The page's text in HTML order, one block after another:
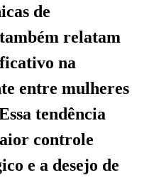
de
relatam
na
entre mulheres
tendência
controle
e a desejo de